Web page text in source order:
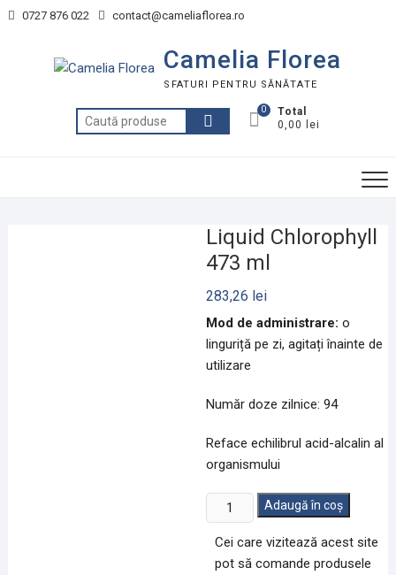
Skip 0727 876 022 contact@cameliaflorea.ro
Camelia Florea
SFATURI PENTRU SĂNĂTATE
Caută
după:
0
Total
0,00 lei
Liquid Chlorophyll
473 ml
283,26 lei
Mod de administrare: o
linguriță pe zi, agitați înainte de
utilizare
Număr doze zilnice: 94
Reface echilibrul acid-alcalin al
organismului
Cantitate
Liquid
Chlorophyll
473
Adaugă în coș
Cei care vizitează acest site
pot să comande produsele